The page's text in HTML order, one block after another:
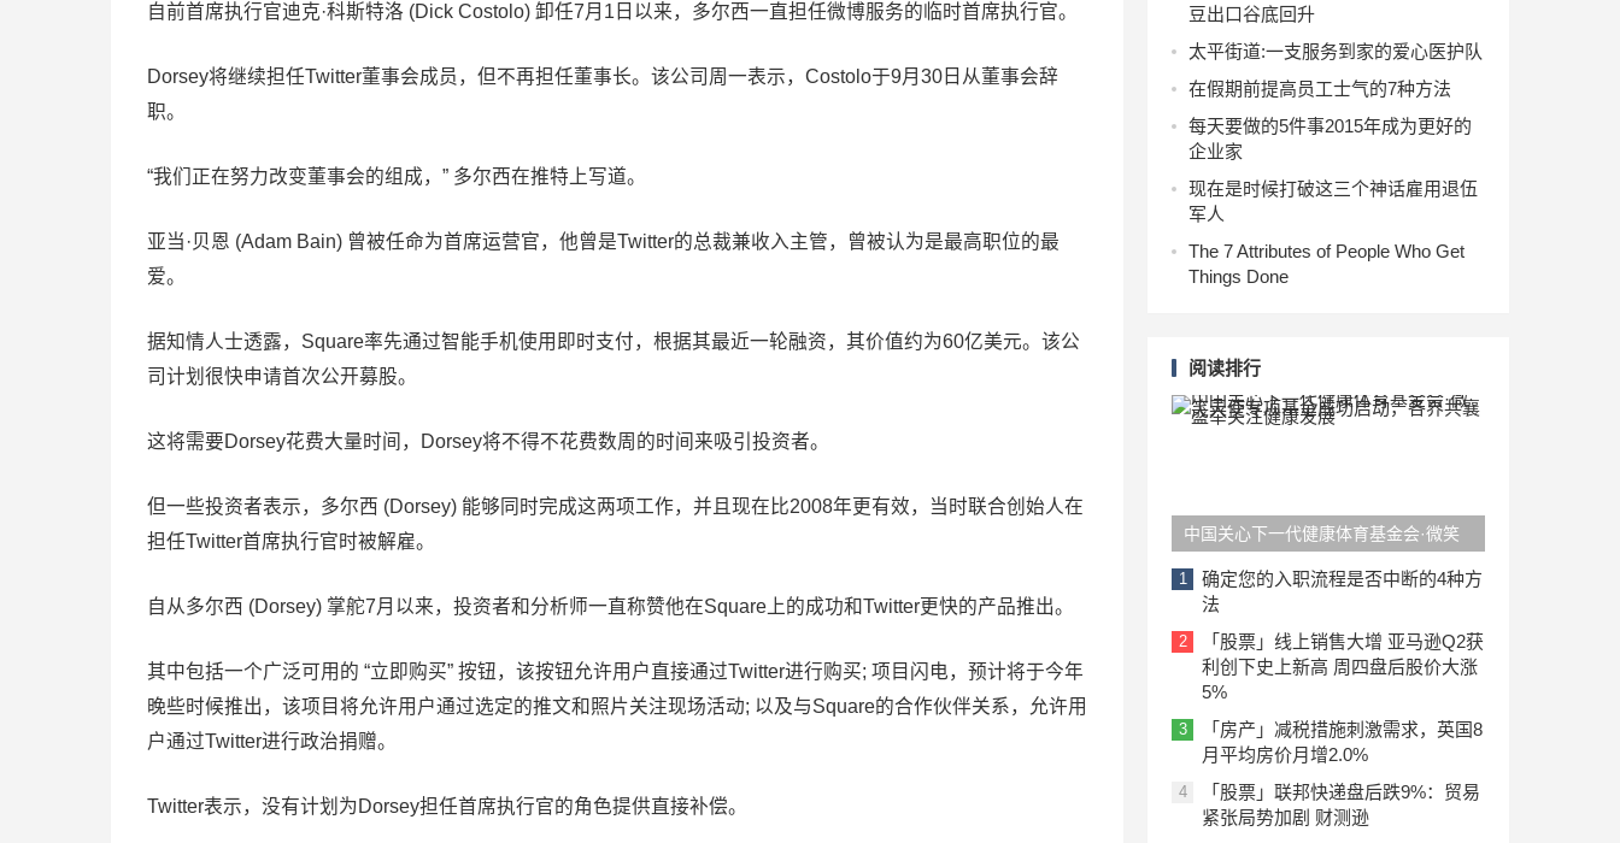
自前首席执行官迪克·科斯特洛 (Dick Costolo) 卸任7月1日以来，多尔西一直担任微博服务的临时首席执行官。
Dorsey将继续担任Twitter董事会成员，但不再担任董事长。该公司周一表示，Costolo于9月30日从董事会辞
职。
“我们正在努力改变董事会的组成，” 多尔西在推特上写道。
亚当·贝恩 (Adam Bain) 曾被任命为首席运营官，他曾是Twitter的总裁兼收入主管，曾被认为是最高职位的最
爱。
据知情人士透露，Square率先通过智能手机使用即时支付，根据其最近一轮融资，其价值约为60亿美元。该公
司计划很快申请首次公开募股。
这将需要Dorsey花费大量时间，Dorsey将不得不花费数周的时间来吸引投资者。
但一些投资者表示，多尔西 (Dorsey) 能够同时完成这两项工作，并且现在比2008年更有效，当时联合创始人在
担任Twitter首席执行官时被解雇。
自从多尔西 (Dorsey) 掌舵7月以来，投资者和分析师一直称赞他在Square上的成功和Twitter更快的产品推出。
其中包括一个广泛可用的 “立即购买” 按钮，该按钮允许用户直接通过Twitter进行购买; 项目闪电，预计将于今年
晚些时候推出，该项目将允许用户通过选定的推文和照片关注现场活动; 以及与Square的合作伙伴关系，允许用
户通过Twitter进行政治捐赠。
Twitter表示，没有计划为Dorsey担任首席执行官的角色提供直接补偿。
豆出口谷底回升
太平街道:一支服务到家的爱心医护队
在假期前提高员工士气的7种方法
每天要做的5件事2015年成为更好的
企业家
现在是时候打破这三个神话雇用退伍
军人
The 7 Attributes of People Who Get
Things Done
阅读排行
中国关心下一代健康体育基金会·微笑
天使专项基金成功启动，各界共襄盛举
关注健康发展
1
确定您的入职流程是否中断的4种方
法
2
「股票」线上销售大增 亚马逊Q2获
利创下史上新高 周四盘后股价大涨
5%
3
「房产」减税措施刺激需求，英国8
月平均房价月增2.0%
4
「股票」联邦快递盘后跌9%：贸易
紧张局势加剧 财测逊